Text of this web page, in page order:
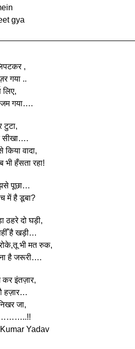
gya
,
गया ..
लिए,
जम गया….
टुटा,
सीखा….
किया वादा,
हँसता रहा!
पूछा…
में है डूबा?
ठहरे दो घड़ी,
है खड़ी…
भी मत रुक,
है जरूरी….
कर इंतज़ार,
हज़ार…
जा,
Yadav